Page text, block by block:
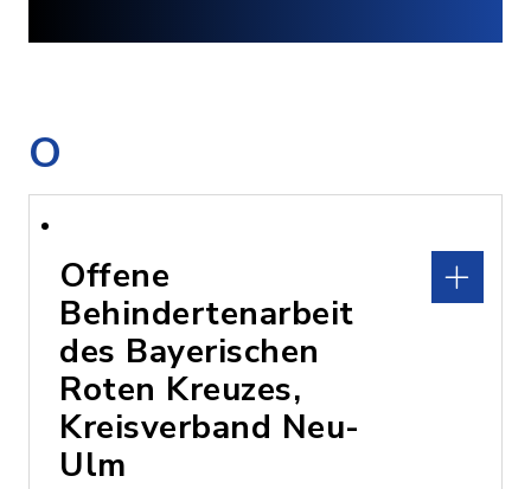
O
Offene
Behindertenarbeit
des Bayerischen
Roten Kreuzes,
Kreisverband Neu-
Ulm